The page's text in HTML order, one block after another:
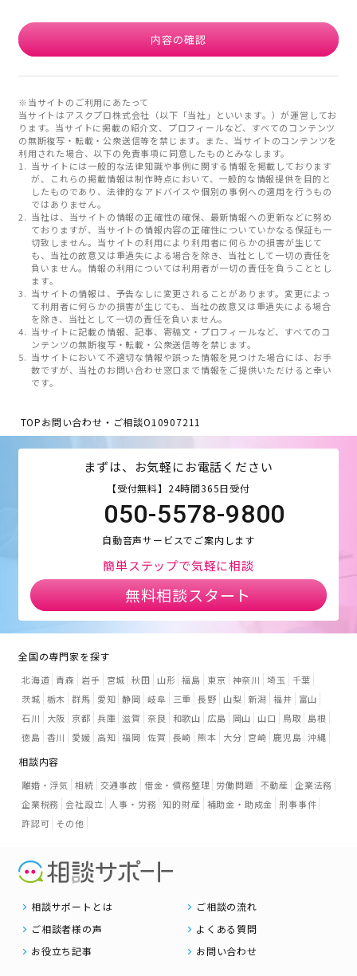
内容の確認
※当サイトのご利用にあたって
当サイトはアスクプロ株式会社（以下「当社」といいます。）が運営してお
ります。当サイトに掲載の紹介文、プロフィールなど、すべてのコンテンツ
の無断複写・転載・公衆送信等を禁じます。また、当サイトのコンテンツを
利用された場合、以下の免責事項に同意したものとみなします。
当サイトには一般的な法律知識や事例に関する情報を掲載しております
が、これらの掲載情報は制作時点において、一般的な情報提供を目的と
したものであり、法律的なアドバイスや個別の事例への適用を行うもの
ではありません。
当社は、当サイトの情報の正確性の確保、最新情報への更新などに努め
ておりますが、当サイトの情報内容の正確性についていかなる保証も一
切致しません。当サイトの利用により利用者に何らかの損害が生じて
も、当社の故意又は重過失による場合を除き、当社として一切の責任を
負いません。情報の利用については利用者が一切の責任を負うこととし
ます。
当サイトの情報は、予告なしに変更されることがあります。変更によっ
て利用者に何らかの損害が生じても、当社の故意又は重過失による場合
を除き、当社として一切の責任を負いません。
当サイトに記載の情報、記事、寄稿文・プロフィールなど、すべてのコ
ンテンツの無断複写・転載・公衆送信等を禁じます。
当サイトにおいて不適切な情報や誤った情報を見つけた場合には、お手
数ですが、当社のお問い合わせ窓口まで情報をご提供いただけると幸い
です。
TOPお問い合わせ・ご相談O10907211
まずは、お気軽にお電話ください
【受付無料】24時間365日受付
050-5578-9800
自動音声サービスでご案内します
簡単ステップで気軽に相談
無料相談スタート
全国の専門家を探す
北海道 青森 岩手 宮城 秋田 山形 福島 東京 神奈川 埼玉
千葉
茨城 栃木 群馬 愛知 静岡 岐阜 三重 長野 山梨 新潟 福井
富山
石川
大阪 京都 兵庫 滋賀 奈良 和歌山 広島 岡山 山口 鳥取
島根
徳島 香川 愛媛 高知 福岡 佐賀 長崎 熊本 大分 宮崎 鹿児島 沖縄
相談内容
離婚・浮気 相続 交通事故 借金・債務整理 労働問題 不動産 企業法務
企業税務 会社設立 人事・労務 知的財産 補助金・助成金 刑事事件
許認可 その他
相談サポートとは
ご相談の流れ
ご相談者様の声
よくある質問
お役立ち記事
お問い合わせ